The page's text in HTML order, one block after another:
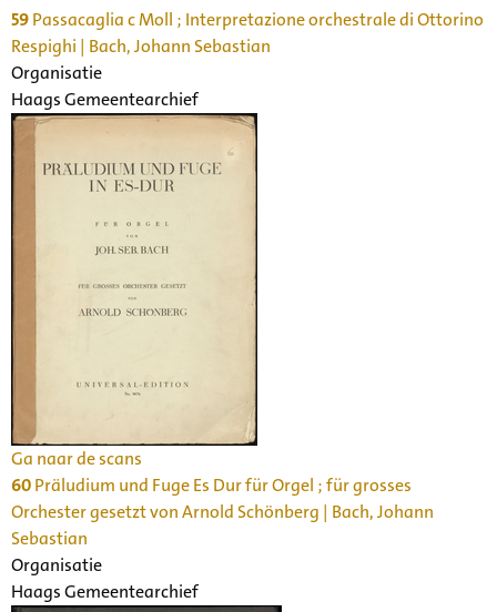
59Passacaglia c Moll ; Interpretazione orchestrale di Ottorino
Respighi | Bach, Johann Sebastian
Organisatie
Haags Gemeentearchief
Ga naar de scans
60Präludium und Fuge Es Dur für Orgel ; für grosses
Orchester gesetzt von Arnold Schönberg | Bach, Johann
Sebastian
Organisatie
Haags Gemeentearchief